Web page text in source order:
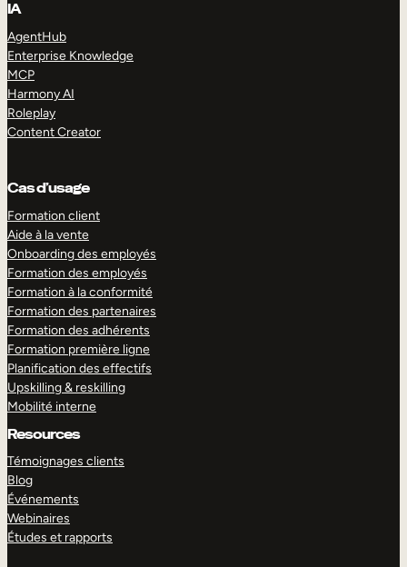
IA
AgentHub
Enterprise Knowledge
MCP
Harmony AI
Roleplay
Content Creator
Cas d’usage
Formation client
Aide à la vente
Onboarding des employés
Formation des employés
Formation à la conformité
Formation des partenaires
Formation des adhérents
Formation première ligne
Planification des effectifs
Upskilling & reskilling
Mobilité interne
Resources
Témoignages clients
Blog
Événements
Webinaires
Études et rapports